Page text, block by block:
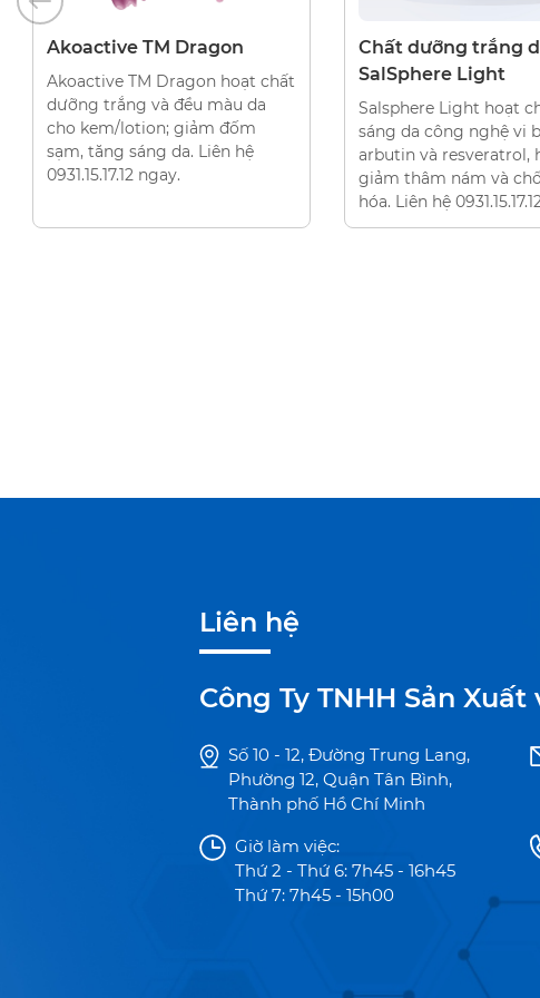
Chất dưỡng trắng da
SalSphere Light
Salsphere Light hoạt chất làm
sáng da công nghệ vi bao alpha
arbutin và resveratrol, hỗ trợ
giảm thâm nám và chống lão
CHẤT DƯỠNG
Starwhite MD02
Starwhite MD02 là
dưỡng trắng giúp
giảm thâm nám, cải
màu da trong công
phẩm tại Nguyễn
Liên hệ ngay.
Liên hệ
Công Ty TNHH Sản
Số 10 - 12, Đường Trung Lang,
Phường 12, Quận Tân Bình,
Thành phố Hồ Chí Minh
Giờ làm việc:
Thứ 2 - Thứ 6: 7h45 - 16h45
Thứ 7: 7h45 - 15h00